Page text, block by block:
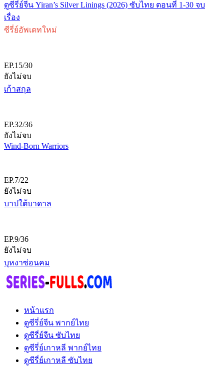
ดูซีรี่ย์จีน Yiran’s Silver Linings (2026) ซับไทย ตอนที่ 1-30 จบ
เรื่อง
ซีรี่ย์อัพเดทใหม่
EP.15/30
ยังไม่จบ
เก้าสกุล
EP.32/36
ยังไม่จบ
Wind-Born Warriors
EP.7/22
ยังไม่จบ
บาปใต้บาดาล
EP.9/36
ยังไม่จบ
บุหงาซ่อนคม
หน้าแรก
ดูซีรี่ย์จีน พากย์ไทย
ดูซีรี่ย์จีน ซับไทย
ดูซีรี่ย์เกาหลี พากย์ไทย
ดูซีรี่ย์เกาหลี ซับไทย